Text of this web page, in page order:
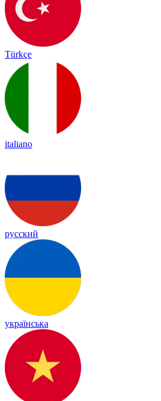
Türkçe
italiano
русский
українська